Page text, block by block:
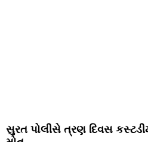
સુરત પોલીસે ત્રણ દિવસ